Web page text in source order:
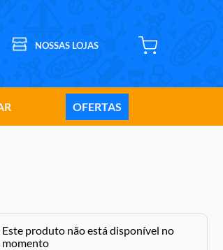
OFERTAS
Este produto não está disponível no
momento